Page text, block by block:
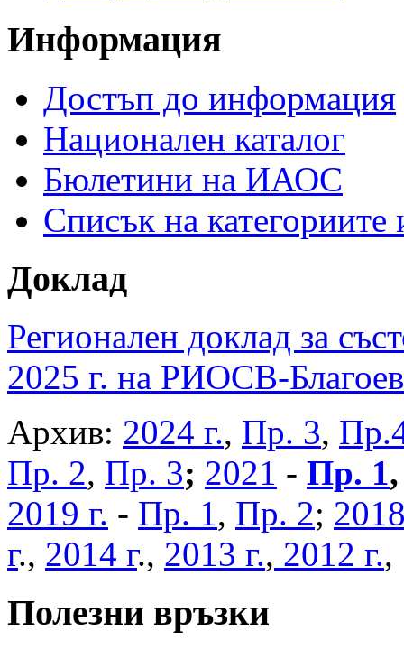
Информация
Достъп до информация
Национален каталог
Бюлетини на ИАОС
Списък на
Доклад
Регионален доклад за
2025 г. на РИОСВ-
Архив: 2024 г., Пр. 3,
Пр. 2, Пр. 3; 2021 - Пр. 1
2019 г. - Пр. 1, Пр. 2;
г., 2014 г., 2013 г., 2012 г.
Полезни връзки